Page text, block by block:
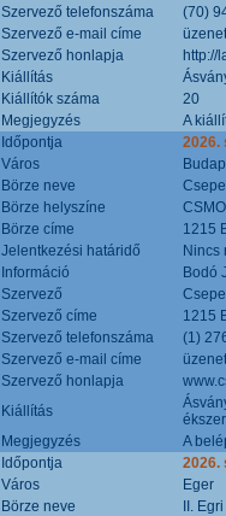
Szervező telefonszáma
(70)
Szervező e-mail címe
Szervező honlapja
http://
Kiállítás
Kiállítók száma
20
Megjegyzés
A
Időpontja
2026.
Város
Börze neve
Börze helyszíne
Börze címe
1215
Jelentkezési határidő
Nincs
Információ
Bodó
Szervező
Szervező címe
1215
Szervező telefonszáma
(1)
Szervező e-mail címe
Szervező honlapja
Kiállítás
Megjegyzés
A
Időpontja
2026.
Város
Eger
Börze neve
II.